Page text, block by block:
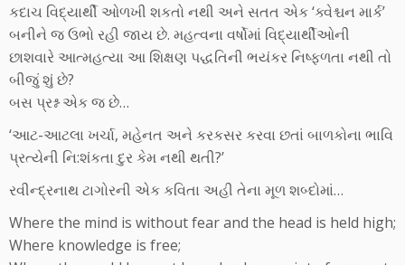
કદાચ વિદ્યાર્થી ઓળખી શકતો નથી અને સતત એક ‘ક્વેશ્ચન માર્ક’
બનીને જ ઉભો રહી જાય છે. મહત્વના વર્ષોમાં વિદ્યાર્થીઓની
છાશવારે આત્મહત્યા આ શિક્ષણ પદ્ધતિની ભયંકર નિષ્ફળતા નથી તો
બીજું શું છે?
બસ પ્રશ્ન એક જ છે…
‘આટ-આટલા ખર્ચા, મહેનત અને કરકસર કરવા છતાં બાળકોના ભાવિ
પ્રત્યેની નિ:શંકતા દુર કેમ નથી થતી?’
રવીન્દ્રનાથ ટાગોરની એક કવિતા અહી તેના મૂળ શબ્દોમાં…
Where the mind is without fear and the head is held high;
Where knowledge is free;